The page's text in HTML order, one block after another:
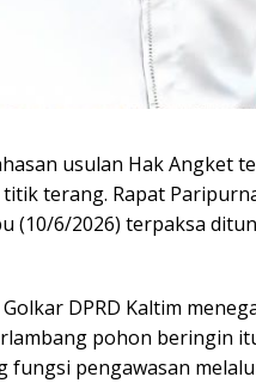
usulan Hak Angket
terang. Rapat
(10/6/2026) terpaksa
DPRD Kaltim
pohon beringin
pengawasan